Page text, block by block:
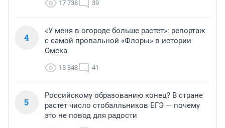
17 738 39
4
«У меня в огороде больше растет»: репортаж
с самой провальной «Флоры» в истории
Омска
13 348 41
5
Российскому образованию конец? В стране
растет число стобалльников ЕГЭ — почему
это не повод для радости